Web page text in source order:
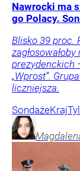
Nawrocki ma
go Polacy.
Blisko 39 proc.
prezydenckich
„Wprost”.
liczniejsza.
SondażeKraj